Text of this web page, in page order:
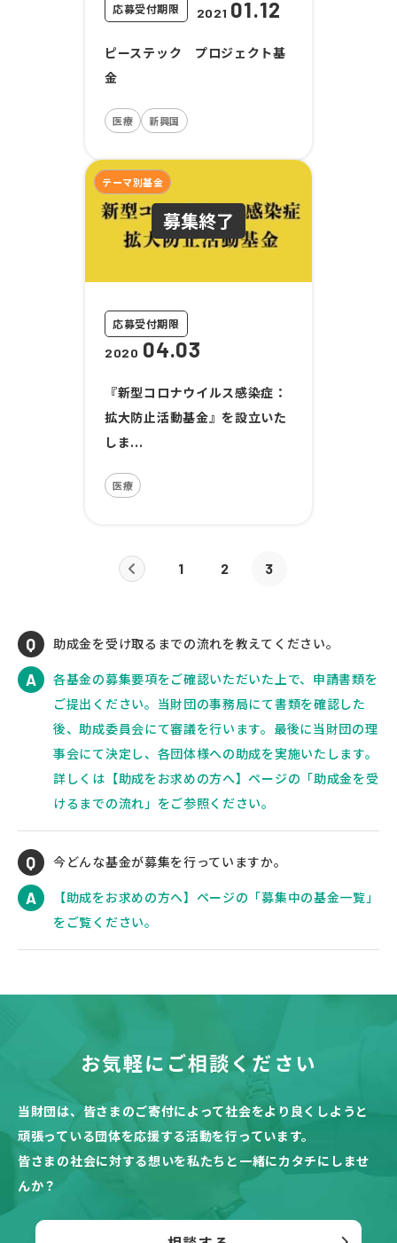
応募受付期限 2021 01.12
ピーステック プロジェクト基
金
医療 新興国
テーマ別基金
応募受付期限
2020 04.03
『新型コロナウイルス感染症：
拡大防止活動基金』を設立いた
しま...
医療
1 2 3
助成金を受け取るまでの流れを教えてください。
各基金の募集要項をご確認いただいた上で、申請書類を
ご提出ください。当財団の事務局にて書類を確認した
後、助成委員会にて審議を行います。最後に当財団の理
事会にて決定し、各団体様への助成を実施いたします。
詳しくは【助成をお求めの方へ】ページの「助成金を受
けるまでの流れ」をご参照ください。
今どんな基金が募集を行っていますか。
【助成をお求めの方へ】ページの「募集中の基金一覧」
をご覧ください。
お気軽にご相談ください
当財団は、皆さまのご寄付によって社会をより良くしようと
頑張っている団体を応援する活動を行っています。
皆さまの社会に対する想いを私たちと一緒にカタチにしませ
んか？